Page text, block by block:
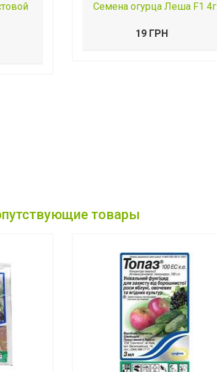
Семена огурца Леша F1 4г
19 ГРН
товары